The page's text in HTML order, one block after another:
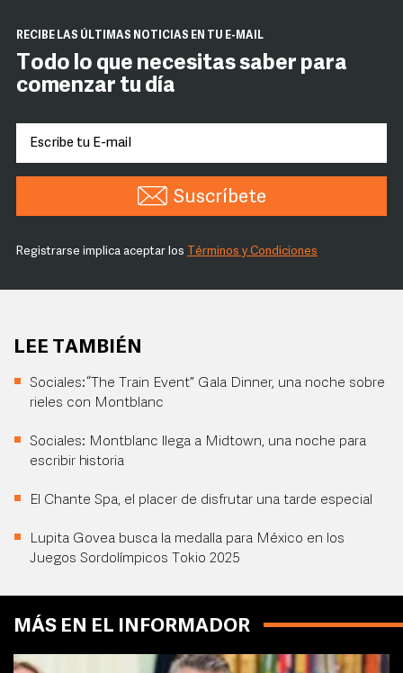
RECIBE LAS ÚLTIMAS NOTICIAS EN TU E-MAIL
Todo lo que necesitas saber para
comenzar tu día
Suscríbete
Registrarse implica aceptar los Términos y Condiciones
LEE TAMBIÉN
Sociales: “The Train Event” Gala Dinner, una noche sobre
rieles con Montblanc
Sociales: Montblanc llega a Midtown, una noche para
escribir historia
El Chante Spa, el placer de disfrutar una tarde especial
Lupita Govea busca la medalla para México en los
Juegos Sordolímpicos Tokio 2025
MÁS EN EL INFORMADOR